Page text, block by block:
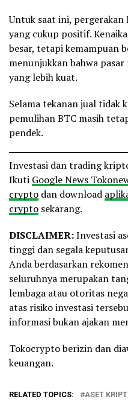
Untuk saat ini,
yang cukup positif.
besar, tetapi kemampuan
menunjukkan bahwa
yang lebih kuat.
Selama tekanan jual tidak
pemulihan BTC masih
pendek.
Investasi dan trading
Ikuti Google News
crypto dan download
crypto sekarang.
DISCLAIMER:Investasi
tinggi dan segala
Anda berdasarkan
seluruhnya merupakan
lembaga atau otoritas
atas risiko investasi
informasi bukan ajakan
Tokocrypto berizin dan
keuangan.
RELATED TOPICS: ASET